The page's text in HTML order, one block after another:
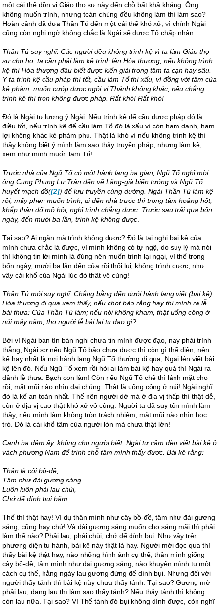
một cái thế dồn vị Giáo thọ sư này đến chỗ bất khả kháng. Ông
không muốn trình, nhưng toàn chúng đều không làm thì làm sao?
Hoàn cảnh đã đưa Thần Tú đến một cái thế khó xử, vì chính Ngài
cũng còn nghi ngờ không chắc là Ngài sẽ được Tổ chấp nhận.
Thần Tú suy nghĩ: Các người đều không trình kệ vì ta làm Giáo thọ
sư cho họ, ta cần phải làm kệ trình lên Hòa thượng; nếu không trình
kệ thì Hòa thượng đâu biết được kiến giải trong tâm ta cạn hay sâu.
Ý ta trình kệ cầu pháp thì tốt, cầu làm Tổ thì xấu, vì đồng với tâm của
kẻ phàm, muốn cướp được ngôi vị Thánh không khác, nếu chẳng
trình kệ thì trọn không được pháp. Rất khó! Rất khó!
Đó là Ngài tự lượng ý Ngài: Nếu trình kệ để cầu được pháp đó là
điều tốt, nếu trình kệ để cầu làm Tổ đó là xấu vì còn ham danh, ham
lợi không khác kẻ phàm phu. Thật là khó vì nếu không trình kệ thì
thầy không biết ý mình làm sao thầy truyền pháp, nhưng làm kệ,
xem như mình muốn làm Tổ!
Trước nhà của Ngũ Tổ có một hành lang ba gian, Ngũ Tổ nghĩ mời
ông Cung Phụng Lư Trân đến vẽ Lăng-già biến tướng và Ngũ Tổ
huyết mạch đồ([2]) để lưu truyền cúng dường. Ngài Thần Tú làm kệ
rồi, mấy phen muốn trình, đi đến nhà trước thì trong tâm hoảng hốt,
khắp thân đổ mồ hôi, nghĩ trình chẳng được. Trước sau trải qua bốn
ngày, đến mười ba lần, trình kệ không được
Tại sao? Ai ngăn mà trình không được? Đó là tại nghi bài kệ của
mình chưa chắc là được, vì mình không có tự ngộ, do suy lý mà nói
thì không tin lời mình là đúng nên muốn trình lại ngại, vì thế trong
bốn ngày, mười ba lần đến cửa rồi thối lui, không trình được, như
vậy cái khổ của Ngài lúc đó thật vô cùng!
Thần Tú mới suy nghĩ: Chẳng bằng đến dưới hành lang viết (bài kệ),
Hòa thượng đi qua xem thấy, nếu chợt bảo rằng hay thì mình ra lễ
bái thưa: Của Thần Tú làm; nếu nói không kham, thật uổng công ở
núi mấy năm, thọ người lễ bái lại tu đạo gì?
Bởi vì Ngài bán tín bán nghi chưa tin mình được đạo, nay phải trình
thẳng, Ngài sợ nếu Ngũ Tổ bảo chưa được thì còn gì thể diện, nên
kế hay nhất là nơi hành lang Ngũ Tổ thường đi qua, Ngài lén viết bài
kệ lên đó. Nếu Ngũ Tổ xem rồi hỏi ai làm bài kệ hay quá thì Ngài ra
đảnh lễ thưa: Bạch con làm! Còn nếu Ngũ Tổ chê thì lánh mặt cho
rồi, mặt mũi nào nhìn đại chúng. Thật là uổng công ở núi! Ngài nghĩ
đó là kế an toàn nhất. Thế nên người dở mà ở địa vị thấp thì thật dễ,
còn ở địa vị cao thật khó xử vô cùng. Người ta đã suy tôn mình làm
thầy, nếu mình làm không tròn trách nhiệm, mặt mũi nào nhìn học
trò. Đó là cái khổ tâm của người lớn mà chưa thật lớn!
Canh ba đêm ấy, không cho người biết, Ngài tự cầm đèn viết bài kệ ở
vách phương Nam để trình chỗ tâm mình thấy được. Bài kệ rằng:
Thân là cội bồ-đề,
Tâm như đài gương sáng.
Luôn luôn phải lau chùi,
Chớ để dính bụi bặm.
Thế thì thật hay! Ví dụ thân mình như cây bồ-đề, tâm như đài gương
sáng, cũng hay chứ! Và đài gương sáng muốn cho sáng mãi thì phải
làm thế nào? Phải lau, phải chùi, chớ để dính bụi. Như vậy trên
phương diện tu hành, bài kệ này thật là hay. Người mới đọc qua thì
thấy bài kệ thật hay, nào những hình ảnh cụ thể, thân mình giống
cây bồ-đề, tâm mình như đài gương sáng, nào khuyên mình tu một
cách cụ thể, hằng ngày lau gương đừng để dính bụi. Nhưng đối với
người thấy tánh thì bài kệ này chưa thấy tánh. Tại sao? Gương mờ
phải lau, đang lau thì làm sao thấy tánh? Nếu thấy tánh thì không
còn lau nữa. Tại sao? Vì Thể tánh đó bụi không dính được, còn nghĩ